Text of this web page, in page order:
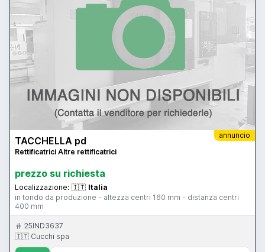
annuncio
TACCHELLA pd
Rettificatrici Altre rettificatrici
prezzo su richiesta
Localizzazione: 🇮🇹 Italia
in tondo da produzione - altezza centri 160 mm - distanza centri
400 mm
25IND3637
🇮🇹 Cucchi spa